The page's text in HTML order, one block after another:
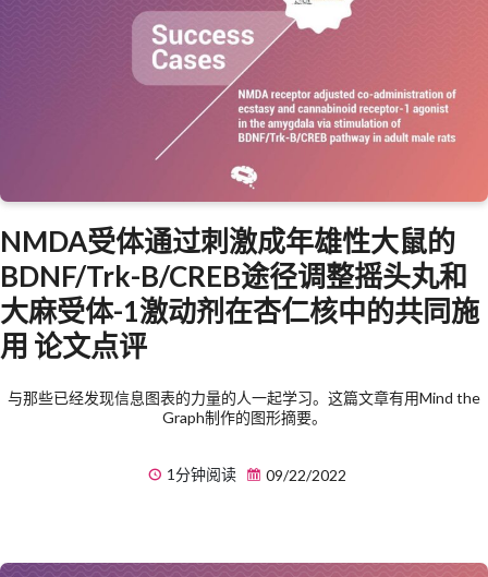
NMDA受体通过刺激成年雄性大鼠的
BDNF/Trk-B/CREB途径调整摇头丸和
大麻受体-1激动剂在杏仁核中的共同施
用 论文点评
与那些已经发现信息图表的力量的人一起学习。这篇文章有用Mind the
Graph制作的图形摘要。
1分钟阅读 09/22/2022